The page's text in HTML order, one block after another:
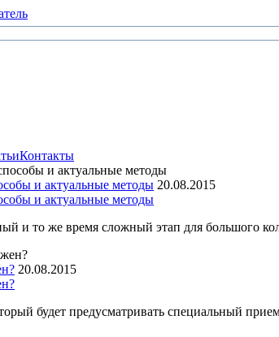
Контакты
и актуальные методы 20.08.2015
и актуальные методы
и то же время сложный этап для большого
20.08.2015
будет предусматривать специальный